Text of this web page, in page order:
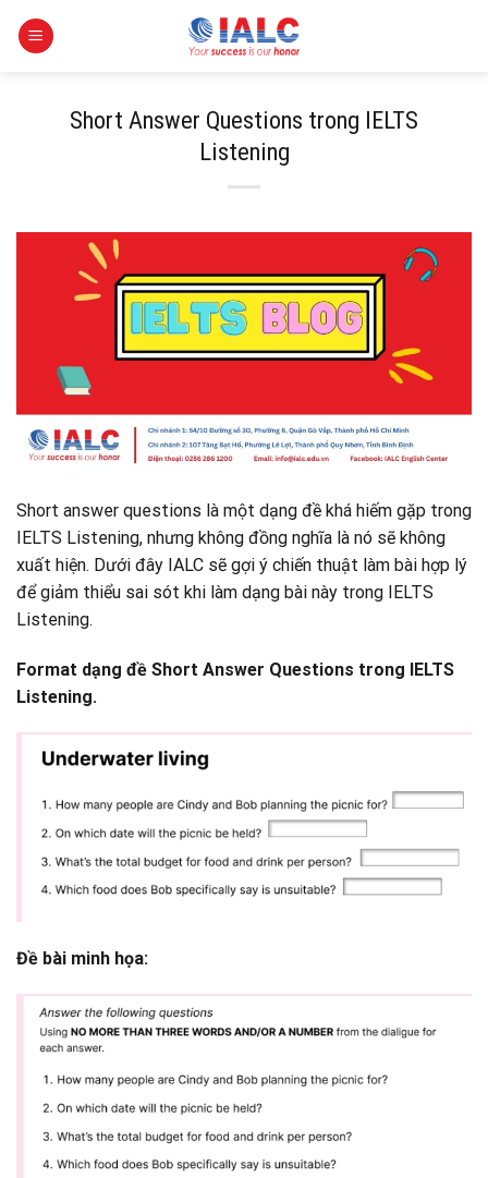
Short Answer Questions trong IELTS
Listening
Short answer questions là một dạng đề khá hiếm gặp trong
IELTS Listening, nhưng không đồng nghĩa là nó sẽ không
xuất hiện. Dưới đây IALC sẽ gợi ý chiến thuật làm bài hợp lý
để giảm thiểu sai sót khi làm dạng bài này trong IELTS
Listening.
Format dạng đề Short Answer Questions trong IELTS
Listening.
Đề bài minh họa: